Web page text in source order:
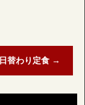
日替わり定食 →